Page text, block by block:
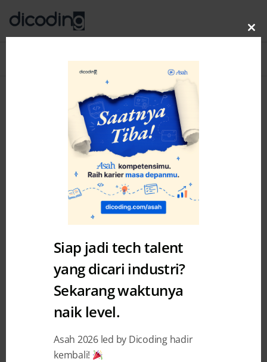
Tutorial
Cara Mengerjakan Latihan pada
Kelas Memulai Pemrograman
dengan Kotlin
Siap jadi tech talent
yang dicari industri?
Sekarang waktunya
naik level.
Asah 2026 led by Dicoding hadir
kembali!